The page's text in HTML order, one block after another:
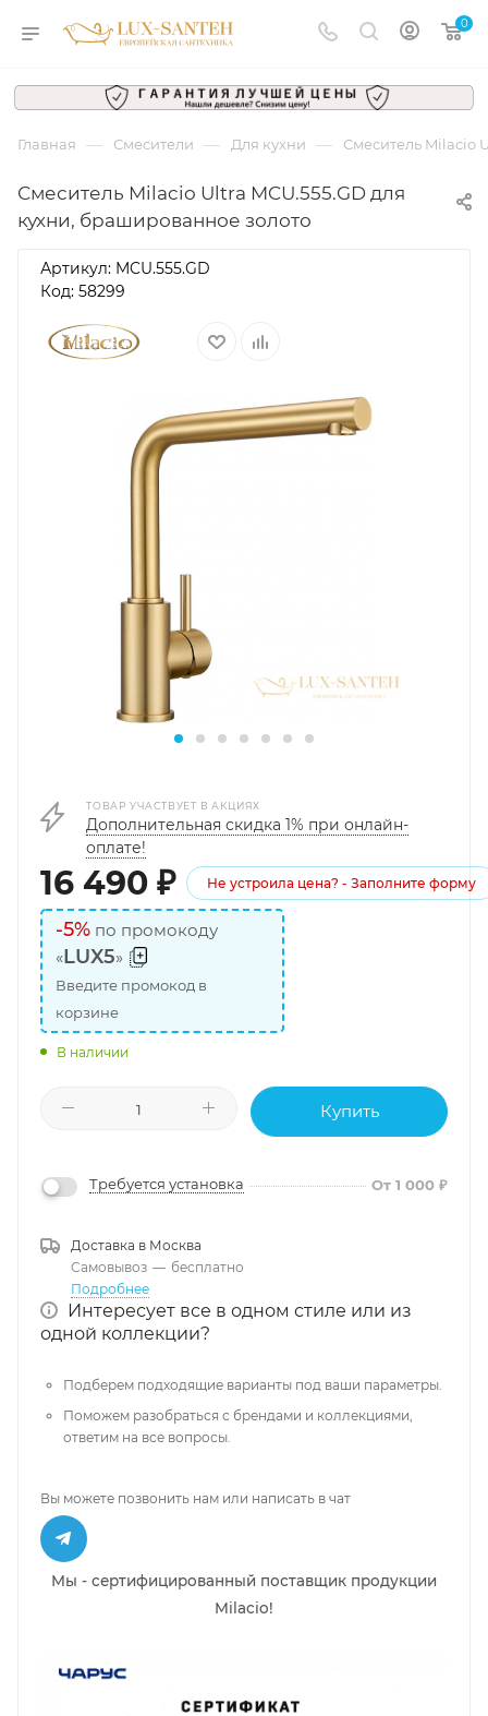
0
Главная — Смесители — Для кухни — Смеситель Milacio
Смеситель Milacio Ultra MCU.555.GD для
кухни, брашированное золото
Артикул: MCU.555.GD
Код: 58299
ТОВАР УЧАСТВУЕТ В АКЦИЯХ
Дополнительная скидка 1% при онлайн-
оплате!
16 490 ₽ Не устроила цена? - Заполните форму
-5% по промокоду
«LUX5»
Введите промокод в
корзине
В наличии
Купить
Требуется установка От 1 000 ₽
Доставка в Москва
Самовывоз — бесплатно
Подробнее
Интересует все в одном стиле или из
одной коллекции?
Подберем подходящие варианты под ваши параметры.
Поможем разобраться с брендами и коллекциями,
ответим на все вопросы.
Вы можете позвонить нам или написать в чат
Мы - сертифицированный поставщик продукции
Milacio!